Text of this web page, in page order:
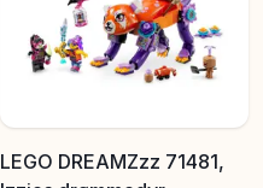
LEGO DREAMZzz 71481,